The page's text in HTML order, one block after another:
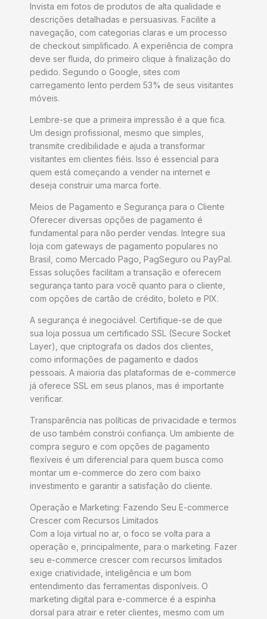
Invista em fotos de produtos de alta qualidade e
descrições detalhadas e persuasivas. Facilite a
navegação, com categorias claras e um processo
de checkout simplificado. A experiência de compra
deve ser fluida, do primeiro clique à finalização do
pedido. Segundo o Google, sites com
carregamento lento perdem 53% de seus visitantes
móveis.
Lembre-se que a primeira impressão é a que fica.
Um design profissional, mesmo que simples,
transmite credibilidade e ajuda a transformar
visitantes em clientes fiéis. Isso é essencial para
quem está começando a vender na internet e
deseja construir uma marca forte.
Meios de Pagamento e Segurança para o Cliente
Oferecer diversas opções de pagamento é
fundamental para não perder vendas. Integre sua
loja com gateways de pagamento populares no
Brasil, como Mercado Pago, PagSeguro ou PayPal.
Essas soluções facilitam a transação e oferecem
segurança tanto para você quanto para o cliente,
com opções de cartão de crédito, boleto e PIX.
A segurança é inegociável. Certifique-se de que
sua loja possua um certificado SSL (Secure Socket
Layer), que criptografa os dados dos clientes,
como informações de pagamento e dados
pessoais. A maioria das plataformas de e-commerce
já oferece SSL em seus planos, mas é importante
verificar.
Transparência nas políticas de privacidade e termos
de uso também constrói confiança. Um ambiente de
compra seguro e com opções de pagamento
flexíveis é um diferencial para quem busca como
montar um e-commerce do zero com baixo
investimento e garantir a satisfação do cliente.
Operação e Marketing: Fazendo Seu E-commerce
Crescer com Recursos Limitados
Com a loja virtual no ar, o foco se volta para a
operação e, principalmente, para o marketing. Fazer
seu e-commerce crescer com recursos limitados
exige criatividade, inteligência e um bom
entendimento das ferramentas disponíveis. O
marketing digital para e-commerce é a espinha
dorsal para atrair e reter clientes, mesmo com um